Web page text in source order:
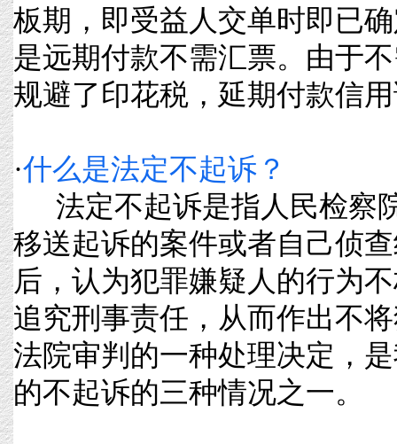
板期，即受益人交单时即已
是远期付款不需汇票。由于
规避了印花税，延期付款信
·什么是法定不起诉？
法定不起诉是指人民检察
移送起诉的案件或者自己侦
后，认为犯罪嫌疑人的行为
追究刑事责任，从而作出不
法院审判的一种处理决定，
的不起诉的三种情况之一